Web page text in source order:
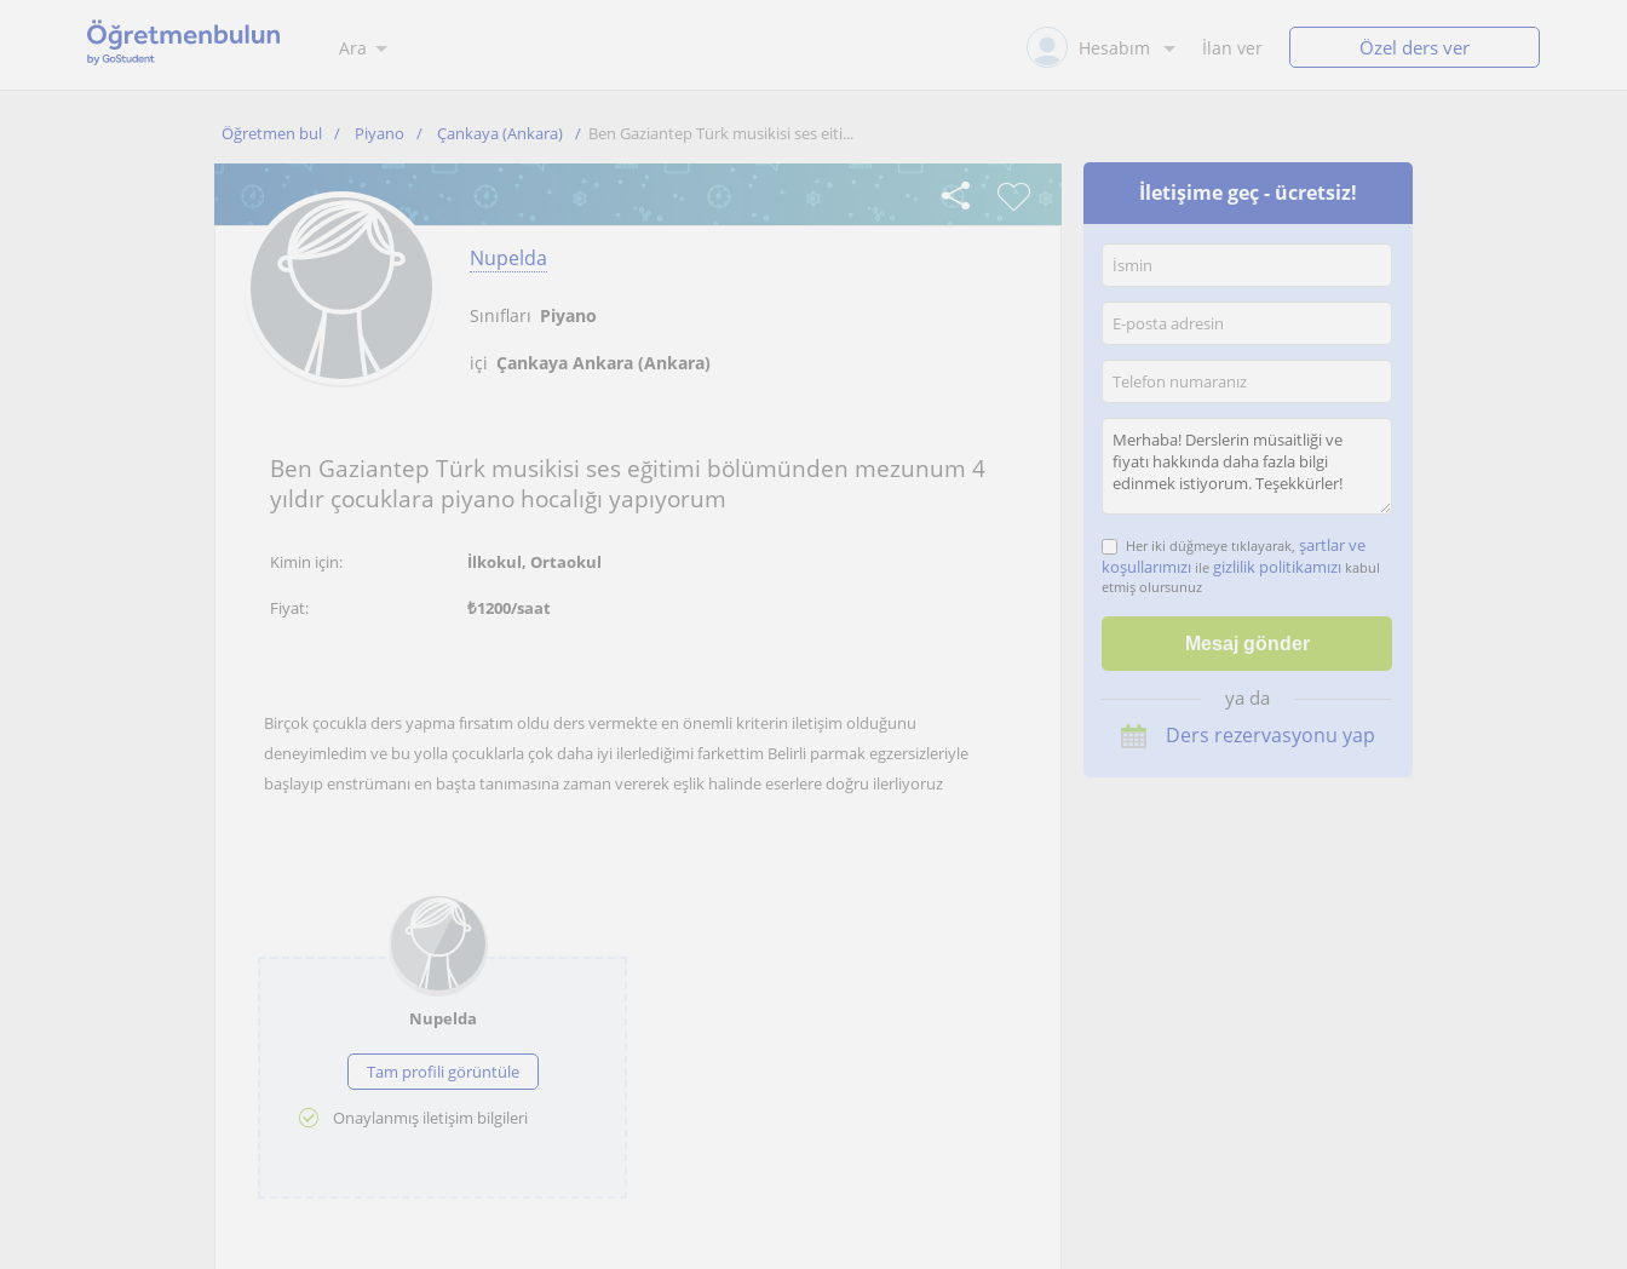
Ara Hesabım İlan ver Özel ders ver
Öğretmen bul Piyano Çankaya (Ankara) Ben Gaziantep Türk musikisi ses eiti...
Nupelda
Sınıfları Piyano
içi Çankaya Ankara (Ankara)
Ben Gaziantep Türk musikisi ses eğitimi bölümünden mezunum 4
yıldır çocuklara piyano hocalığı yapıyorum
Kimin için: İlkokul, Ortaokul
Fiyat: ₺1200/saat
Birçok çocukla ders yapma fırsatım oldu ders vermekte en önemli kriterin iletişim olduğunu
deneyimledim ve bu yolla çocuklarla çok daha iyi ilerlediğimi farkettim Belirli parmak egzersizleriyle
başlayıp enstrümanı en başta tanımasına zaman vererek eşlik halinde eserlere doğru ilerliyoruz
Nupelda
Tam profili görüntüle
Onaylanmış iletişim bilgileri
İletişime geç - ücretsiz!
Her iki düğmeye tıklayarak, şartlar ve
koşullarımızı ile gizlilik politikamızı kabul
etmiş olursunuz
ya da
Ders rezervasyonu yap